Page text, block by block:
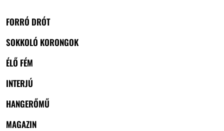
FORRÓ DRÓT
SOKKOLÓ KORONGOK
ÉLŐ FÉM
INTERJÚ
HANGERŐMŰ
MAGAZIN